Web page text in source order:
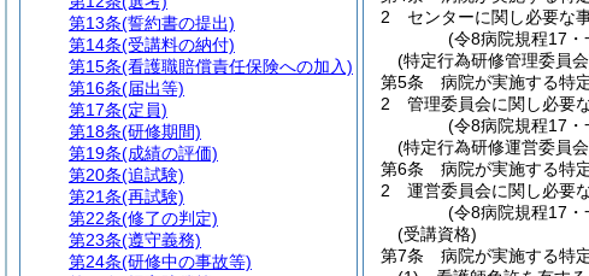
2
センターに関し必要な
(令8病院規程17・
(特定行為研修管理委員
第5条
病院が実施する特
2
管理委員会に関し必要
(令8病院規程17・
(特定行為研修運営委員
第6条
病院が実施する特
2
運営委員会に関し必要
(令8病院規程17・
(受講資格)
第7条
病院が実施する特
第13条(誓約書の提出)
第14条(受講料の納付)
第15条(看護職賠償責任保険への加入)
第16条(届出等)
第17条(定員)
第18条(研修期間)
第19条(成績の評価)
第20条(追試験)
第21条(再試験)
第22条(修了の判定)
第23条(遵守義務)
第24条(研修中の事故等)